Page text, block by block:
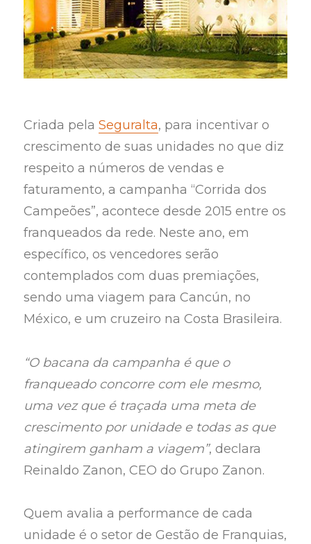
Criada pelaSeguralta, para incentivar o
crescimento de suas unidades no que diz
respeito a números de vendas e
faturamento, a campanha “Corrida dos
Campeões”, acontece desde 2015 entre os
franqueados da rede. Neste ano, em
específico, os vencedores serão
contemplados com duas premiações,
sendo uma viagem para Cancún, no
México, e um cruzeiro na Costa Brasileira.
“O bacana da campanha é que o
franqueado concorre com ele mesmo,
uma vez que é traçada uma meta de
crescimento por unidade e todas as que
atingirem ganham a viagem”, declara
Reinaldo Zanon, CEO do Grupo Zanon.
Quem avalia a performance de cada
unidade é o setor de Gestão de Franquias,